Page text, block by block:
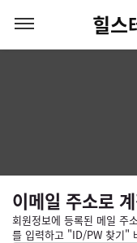
힐스
이메일 주소로
회원정보에 등록된 메일 주
를 입력하고 "ID/PW 찾기"